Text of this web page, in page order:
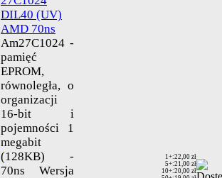
DIL40 (UV)
AMD 70ns
Am27C1024 -
pamięć
EPROM,
równoległa, o
organizacji
16-bit i
pojemności 1
megabit
(128KB) -
70ns Wersja
1+:22,00 zł
5+:21,00 zł
10+:20,00 zł